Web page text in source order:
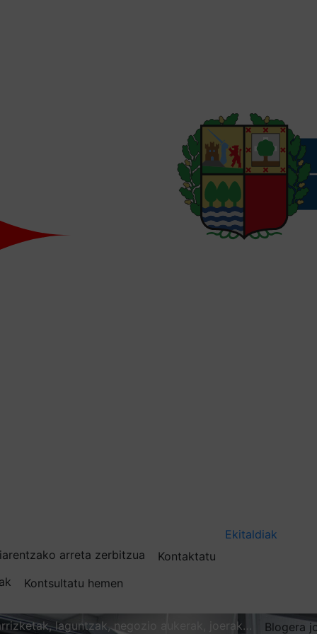
arreta zerbitzua
Kontaktatu
Kontsultatu hemen
Ekitaldiak
laguntzak, negozio aukerak, joerak… Blogera